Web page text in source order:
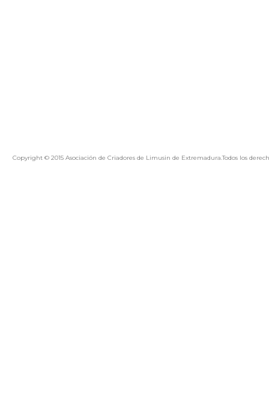
Copyright © 2015 Asociación de Criadores de Limusin de Extremadura.Todos los